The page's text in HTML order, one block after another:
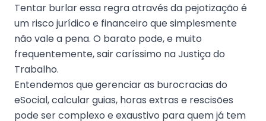
Tentar burlar essa regra através da pejotização é
um risco jurídico e financeiro que simplesmente
não vale a pena. O barato pode, e muito
frequentemente, sair caríssimo na Justiça do
Trabalho.
Entendemos que gerenciar as burocracias do
eSocial, calcular guias, horas extras e rescisões
pode ser complexo e exaustivo para quem já tem